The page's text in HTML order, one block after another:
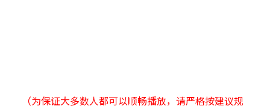
（为保证大多数人都可以顺畅播放，请严格按建议规